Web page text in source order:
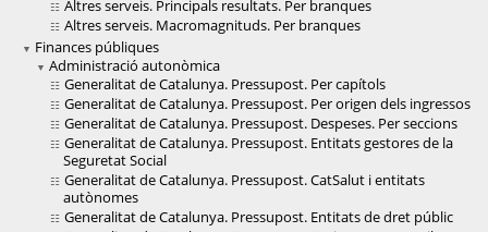
Altres serveis. Principals resultats. Per branques
Altres serveis. Macromagnituds. Per branques
Finances públiques
Administració autonòmica
Generalitat de Catalunya. Pressupost. Per capítols
Generalitat de Catalunya. Pressupost. Per origen dels ingressos
Generalitat de Catalunya. Pressupost. Despeses. Per seccions
Generalitat de Catalunya. Pressupost. Entitats gestores de la
Seguretat Social
Generalitat de Catalunya. Pressupost. CatSalut i entitats
autònomes
Generalitat de Catalunya. Pressupost. Entitats de dret públic